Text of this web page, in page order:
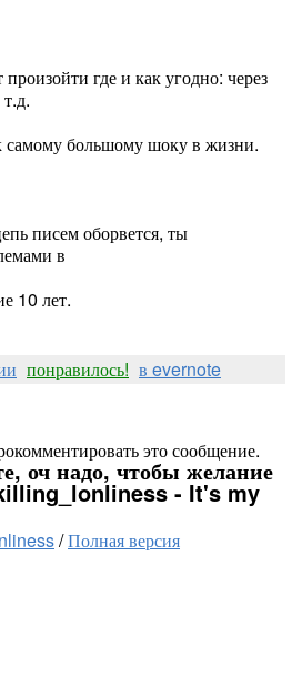
где и как угодно: через
самому большому шоку в жизни.
писем оборвется, ты
в
10 лет.
понравилось! в evernote
это сообщение.
оч надо, чтобы желание
- It's my
/Полная версия